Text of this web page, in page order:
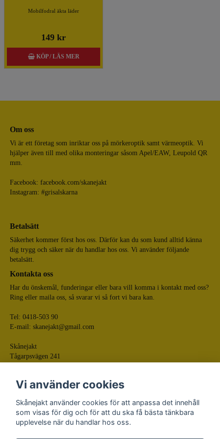
Mobilfodral äkta läder
149 kr
KÖP / LÄS MER
Om oss
Vi är ett företag som inriktar oss på mörkeroptik samt värmeoptik. Vi
hjälper även till med olika monteringar såsom Apel/EAW, Leupold QR
mm.
Facebook: facebook.com/skanejakt
Instagram: #grisalskarna
Betalsätt
Säkerhet kommer först hos oss. Därför kan du som kund alltid känna
dig trygg och säker när du handlar hos oss. Vi använder följande
betalsätt.
Kontakta oss
Har du önskemål, funderingar eller bara vill komma i kontakt med oss?
Ring eller maila oss, så svarar vi så fort vi bara kan.
Tel: 0418-503 90
E-mail: skanejakt@gmail.com
Skånejakt
Tågarpsvägen 241
Vi använder cookies
Skånejakt använder cookies för att anpassa det innehåll
som visas för dig och för att du ska få bästa tänkbara
upplevelse när du handlar hos oss.